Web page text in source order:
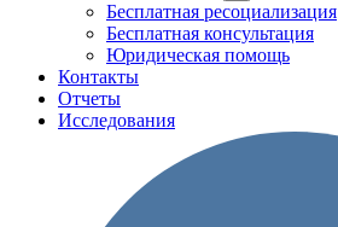
Бесплатная ресоциализация
Бесплатная консультация
Юридическая помощь
Контакты
Отчеты
Исследования